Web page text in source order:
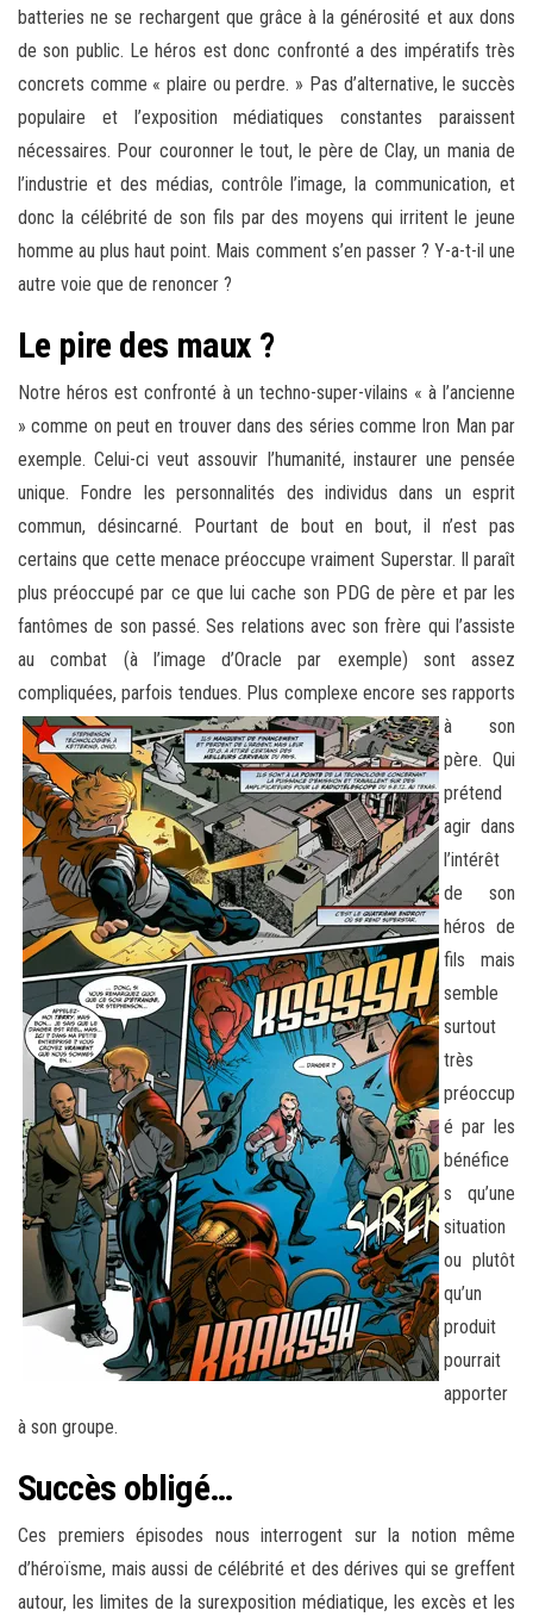
batteries ne se rechargent que grâce à la générosité et aux dons
de son public. Le héros est donc confronté a des impératifs très
concrets comme « plaire ou perdre. » Pas d’alternative, le succès
populaire et l’exposition médiatiques constantes paraissent
nécessaires. Pour couronner le tout, le père de Clay, un mania de
l’industrie et des médias, contrôle l’image, la communication, et
donc la célébrité de son fils par des moyens qui irritent le jeune
homme au plus haut point. Mais comment s’en passer ? Y-a-t-il une
autre voie que de renoncer ?
Le pire des maux ?
Notre héros est confronté à un techno-super-vilains « à l’ancienne
» comme on peut en trouver dans des séries comme Iron Man par
exemple. Celui-ci veut assouvir l’humanité, instaurer une pensée
unique. Fondre les personnalités des individus dans un esprit
commun, désincarné. Pourtant de bout en bout, il n’est pas
certains que cette menace préoccupe vraiment Superstar. Il paraît
plus préoccupé par ce que lui cache son PDG de père et par les
fantômes de son passé. Ses relations avec son frère qui l’assiste
au combat (à l’image d’Oracle par exemple) sont assez
compliquées, parfois tendues. Plus complexe encore ses rapports
à son
père. Qui
prétend
agir dans
l’intérêt
de son
héros de
fils mais
semble
surtout
très
préoccup
é par les
bénéfice
s qu’une
situation
ou plutôt
qu’un
produit
pourrait
apporter
à son groupe.
Succès obligé…
Ces premiers épisodes nous interrogent sur la notion même
d’héroïsme, mais aussi de célébrité et des dérives qui se greffent
autour, les limites de la surexposition médiatique, les excès et les